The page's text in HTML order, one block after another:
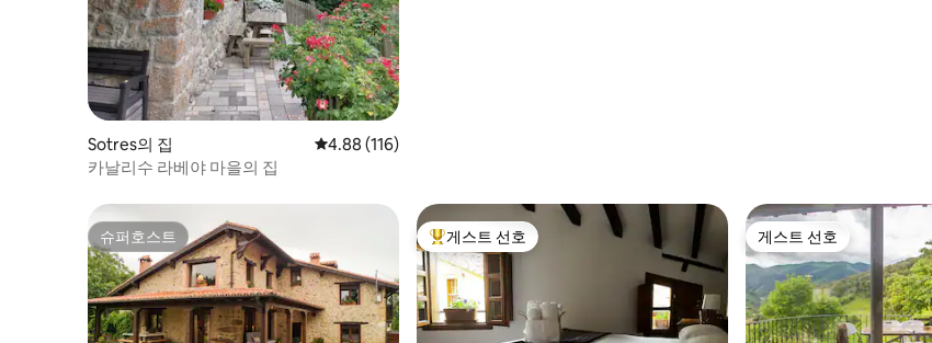
Sotres의 집 평점 4.88점(5점 만점), 후기 116개
4.88 (116)
카날리수 라베야 마을의 집
슈퍼호스트
슈퍼호스트 상위 게스트 선호
게스트 선호 게스트 선호
게스트 선호